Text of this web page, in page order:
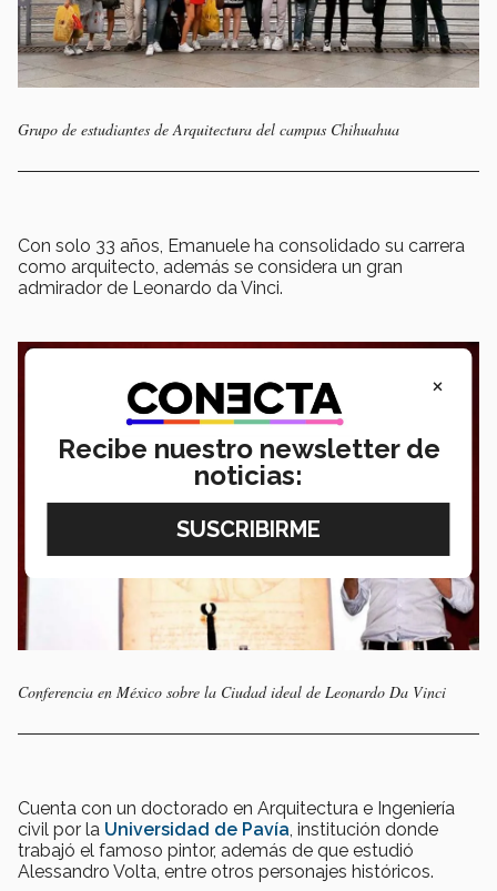
Grupo de estudiantes de Arquitectura del campus Chihuahua
Con solo 33 años, Emanuele ha consolidado su carrera
como arquitecto, además se considera un gran
admirador de Leonardo da Vinci.
Conferencia en México sobre la Ciudad ideal de Leonardo Da Vinci
Cuenta con un doctorado en Arquitectura e Ingeniería
civil por la Universidad de Pavía , institución donde
trabajó el famoso pintor, además de que estudió
Alessandro Volta, entre otros personajes históricos.
×
Recibe nuestro newsletter de
noticias: